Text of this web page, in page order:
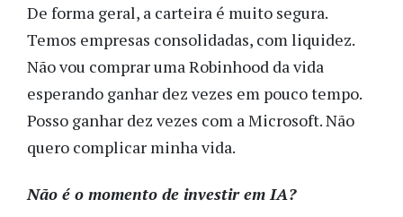
De forma geral, a carteira é muito segura.
Temos empresas consolidadas, com liquidez.
Não vou comprar uma Robinhood da vida
esperando ganhar dez vezes em pouco tempo.
Posso ganhar dez vezes com a Microsoft. Não
quero complicar minha vida.
Não é o momento de investir em IA?